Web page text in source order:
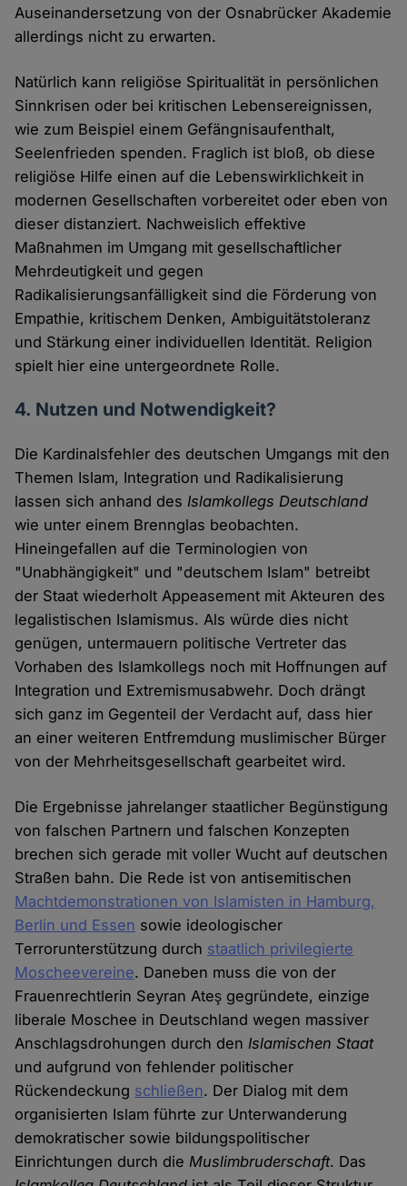
Auseinandersetzung von der Osnabrücker Akademie
allerdings nicht zu erwarten.
Natürlich kann religiöse Spiritualität in persönlichen
Sinnkrisen oder bei kritischen Lebensereignissen,
wie zum Beispiel einem Gefängnisaufenthalt,
Seelenfrieden spenden. Fraglich ist bloß, ob diese
religiöse Hilfe einen auf die Lebenswirklichkeit in
modernen Gesellschaften vorbereitet oder eben von
dieser distanziert. Nachweislich effektive
Maßnahmen im Umgang mit gesellschaftlicher
Mehrdeutigkeit und gegen
Radikalisierungsanfälligkeit sind die Förderung von
Empathie, kritischem Denken, Ambiguitätstoleranz
und Stärkung einer individuellen Identität. Religion
spielt hier eine untergeordnete Rolle.
4. Nutzen und Notwendigkeit?
Die Kardinalsfehler des deutschen Umgangs mit den
Themen Islam, Integration und Radikalisierung
lassen sich anhand desIslamkollegs Deutschland
wie unter einem Brennglas beobachten.
Hineingefallen auf die Terminologien von
"Unabhängigkeit" und "deutschem Islam" betreibt
der Staat wiederholt Appeasement mit Akteuren des
legalistischen Islamismus. Als würde dies nicht
genügen, untermauern politische Vertreter das
Vorhaben des Islamkollegs noch mit Hoffnungen auf
Integration und Extremismusabwehr. Doch drängt
sich ganz im Gegenteil der Verdacht auf, dass hier
an einer weiteren Entfremdung muslimischer Bürger
von der Mehrheitsgesellschaft gearbeitet wird.
Die Ergebnisse jahrelanger staatlicher Begünstigung
von falschen Partnern und falschen Konzepten
brechen sich gerade mit voller Wucht auf deutschen
Straßen bahn. Die Rede ist von antisemitischen
Machtdemonstrationen von Islamisten in Hamburg,
Berlin und Essen sowie ideologischer
Terrorunterstützung durch staatlich privilegierte
Moscheevereine. Daneben muss die von der
Frauenrechtlerin Seyran Ateş gegründete, einzige
liberale Moschee in Deutschland wegen massiver
Anschlagsdrohungen durch denIslamischen Staat
und aufgrund von fehlender politischer
Rückendeckung schließen. Der Dialog mit dem
organisierten Islam führte zur Unterwanderung
demokratischer sowie bildungspolitischer
Einrichtungen durch dieMuslimbruderschaft. Das